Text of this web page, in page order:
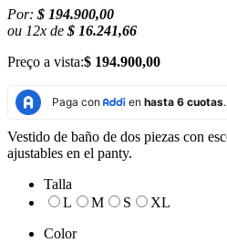
Por: $ 194.900,00
ou 12x de $ 16.241,66
Preço a vista:$ 194.900,00
Vestido de baño de dos piezas con
ajustables en el panty.
Talla
L
M S
XL
Color